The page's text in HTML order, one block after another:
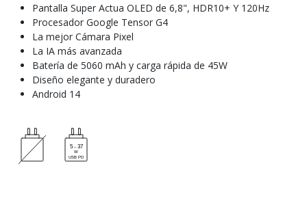
Pantalla Super Actua OLED de 6,8", HDR10+ Y 120Hz
Procesador Google Tensor G4
La mejor Cámara Pixel
La IA más avanzada
Batería de 5060 mAh y carga rápida de 45W
Diseño elegante y duradero
Android 14